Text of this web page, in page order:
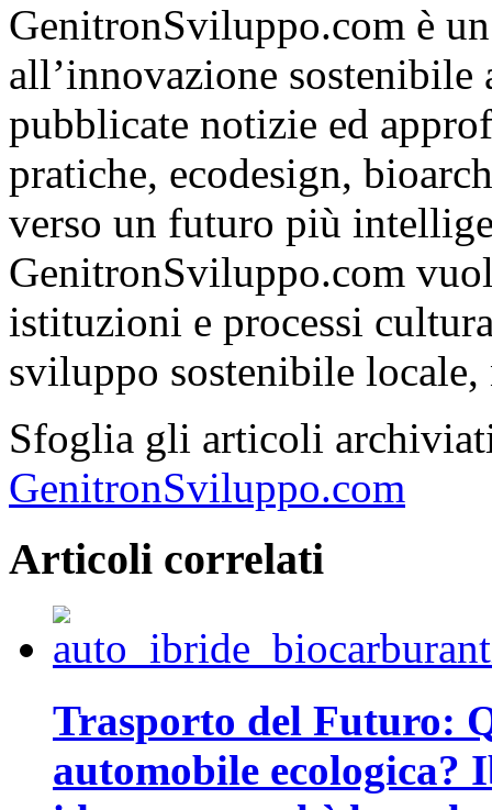
GenitronSviluppo.com è
all’innovazione sostenibile
pubblicate notizie ed
pratiche, ecodesign,
verso un futuro più
GenitronSviluppo.com
istituzioni e processi
sviluppo sostenibile locale,
Sfoglia gli articoli
GenitronSviluppo.com
Articoli correlati
Trasporto del Futuro:
automobile